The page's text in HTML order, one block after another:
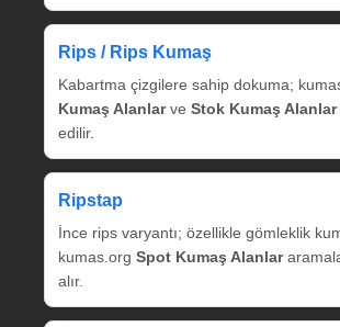
Rips / Rips Kumaş
Kabartma çizgilere sahip dokuma;
Kumaş Alanlarve Stok Kumaş Alanlar
edilir.
Ripstap
İnce rips varyantı; özellikle gömleklik
kumas.org Spot Kumaş Alanlar
alır.